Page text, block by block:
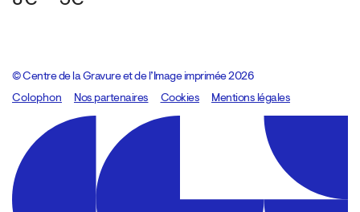
© Centre de la Gravure et de l’Image imprimée 2026
Colophon
Design:Marcel Kaczmarek, code:8080.studio
Nos partenaires Cookies Mentions légales